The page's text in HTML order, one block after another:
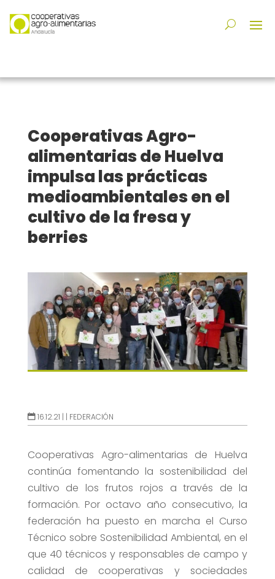
Cooperativas Agro-
alimentarias de Huelva
impulsa las prácticas
medioambientales en el
cultivo de la fresa y
berries
16.12.21 | | FEDERACIÓN
Cooperativas Agro-alimentarias de Huelva
continúa fomentando la sostenibilidad del
cultivo de los frutos rojos a través de la
formación. Por octavo año consecutivo, la
federación ha puesto en marcha el Curso
Técnico sobre Sostenibilidad Ambiental, en el
que 40 técnicos y responsables de campo y
calidad de cooperativas y sociedades